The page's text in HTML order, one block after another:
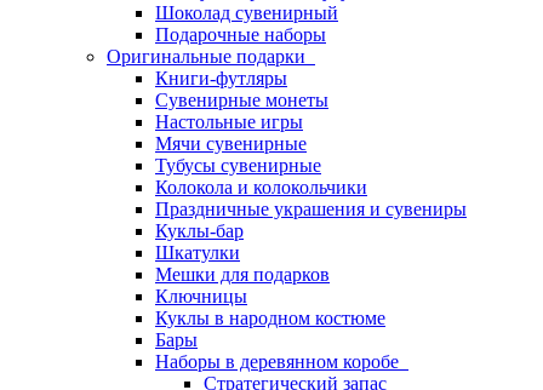
Шоколад сувенирный
Подарочные наборы
Оригинальные подарки
Книги-футляры
Сувенирные монеты
Настольные игры
Мячи сувенирные
Тубусы сувенирные
Колокола и колокольчики
Праздничные украшения и сувениры
Куклы-бар
Шкатулки
Мешки для подарков
Ключницы
Куклы в народном костюме
Бары
Наборы в деревянном коробе
Стратегический запас